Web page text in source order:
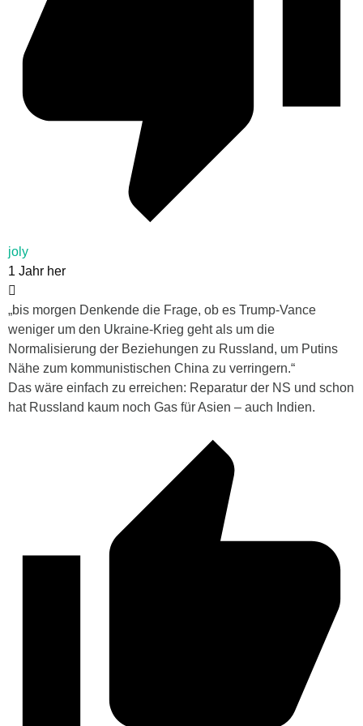
joly
1 Jahr her
„bis morgen Denkende die Frage, ob es Trump-Vance
weniger um den Ukraine-Krieg geht als um die
Normalisierung der Beziehungen zu Russland, um Putins
Nähe zum kommunistischen China zu verringern.“
Das wäre einfach zu erreichen: Reparatur der NS und schon
hat Russland kaum noch Gas für Asien – auch Indien.